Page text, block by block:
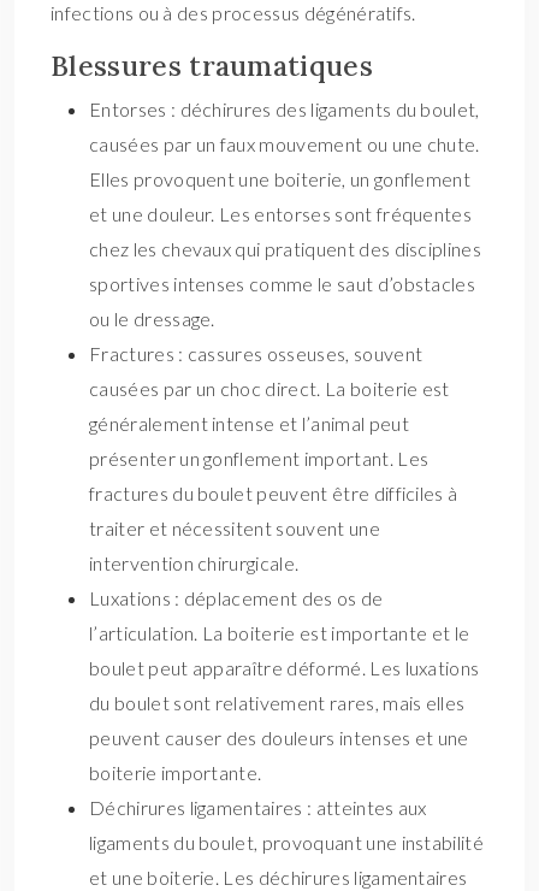
infections ou à des processus dégénératifs.
Blessures traumatiques
Entorses : déchirures des ligaments du boulet,
causées par un faux mouvement ou une chute.
Elles provoquent une boiterie, un gonflement
et une douleur. Les entorses sont fréquentes
chez les chevaux qui pratiquent des disciplines
sportives intenses comme le saut d’obstacles
ou le dressage.
Fractures : cassures osseuses, souvent
causées par un choc direct. La boiterie est
généralement intense et l’animal peut
présenter un gonflement important. Les
fractures du boulet peuvent être difficiles à
traiter et nécessitent souvent une
intervention chirurgicale.
Luxations : déplacement des os de
l’articulation. La boiterie est importante et le
boulet peut apparaître déformé. Les luxations
du boulet sont relativement rares, mais elles
peuvent causer des douleurs intenses et une
boiterie importante.
Déchirures ligamentaires : atteintes aux
ligaments du boulet, provoquant une instabilité
et une boiterie. Les déchirures ligamentaires